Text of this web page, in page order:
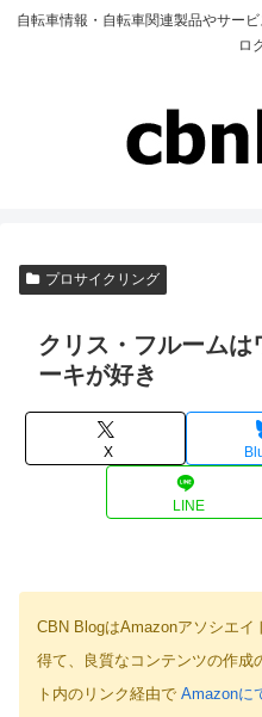
自転車情報・自転車関連製品やサー
ロ
プロサイクリング
クリス・フルームは
ーキが好き
X
LINE
CBN BlogはAmazonアソシエイ
得て、良質なコンテンツの作成
ト内のリンク経由で Amazonに